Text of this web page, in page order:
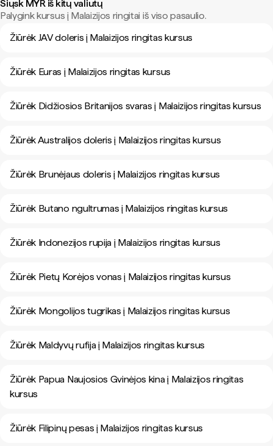
Siųsk MYR iš kitų valiutų
Palygink kursus į Malaizijos ringitai iš viso pasaulio.
Žiūrėk JAV doleris į Malaizijos ringitas kursus
Žiūrėk Euras į Malaizijos ringitas kursus
Žiūrėk Didžiosios Britanijos svaras į Malaizijos ringitas kursus
Žiūrėk Australijos doleris į Malaizijos ringitas kursus
Žiūrėk Brunėjaus doleris į Malaizijos ringitas kursus
Žiūrėk Butano ngultrumas į Malaizijos ringitas kursus
Žiūrėk Indonezijos rupija į Malaizijos ringitas kursus
Žiūrėk Pietų Korėjos vonas į Malaizijos ringitas kursus
Žiūrėk Mongolijos tugrikas į Malaizijos ringitas kursus
Žiūrėk Maldyvų rufija į Malaizijos ringitas kursus
Žiūrėk Papua Naujosios Gvinėjos kina į Malaizijos ringitas
kursus
Žiūrėk Filipinų pesas į Malaizijos ringitas kursus